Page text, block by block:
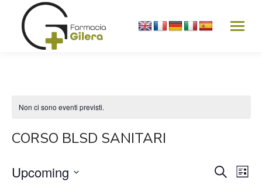
Non ci sono eventi previsti.
CORSO BLSD SANITARI
Eventi
Cerca Lista
Upcoming